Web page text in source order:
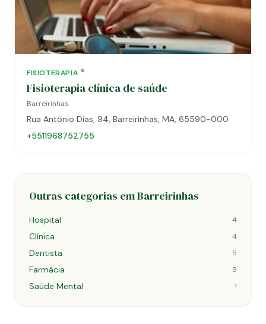
FISIOTERAPIA
Fisioterapia clínica de saúde
Barreirinhas
Rua Antônio Dias, 94, Barreirinhas, MA, 65590-000
+5511968752755
Outras categorias em Barreirinhas
Hospital 4
Clínica 4
Dentista 5
Farmácia 9
Saúde Mental 1